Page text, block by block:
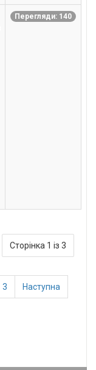
Перегляди: 140
Сторінка 1 із 3
3 Наступна